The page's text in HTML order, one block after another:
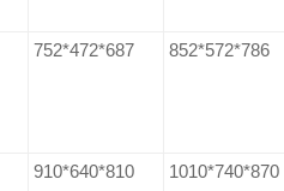
752*472*687 852*572*786
910*640*810 1010*740*870